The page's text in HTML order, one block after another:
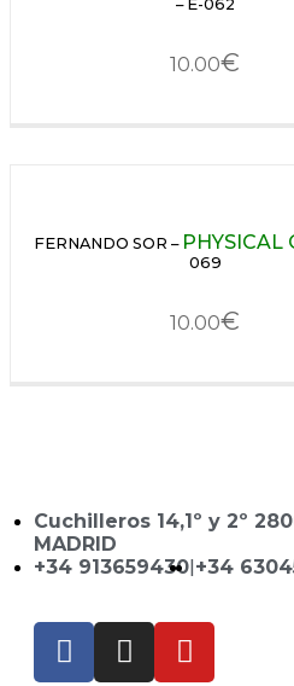
– E-062
10.00€
FERNANDO SOR – PHYSICAL
069
10.00€
Cuchilleros 14,1º y 2º
MADRID
+34 913659430|+34